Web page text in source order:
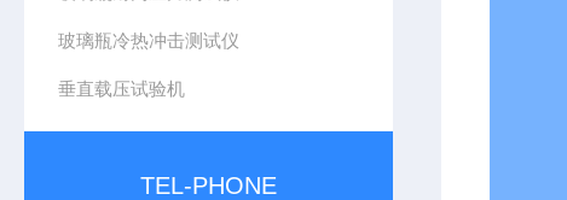
玻璃瓶冷热冲击测试仪
垂直载压试验机
TEL-PHONE